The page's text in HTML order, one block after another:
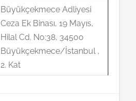
Büyükçekmece Adliyesi
Ceza Ek Binası, 19 Mayıs,
Hilal Cd. No:38, 34500
Büyükçekmece/İstanbul ,
2. Kat